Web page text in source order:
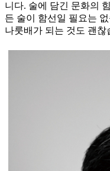
니다. 술에 담긴 문화의
든 술이 함선일 필요는
나룻배가 되는 것도 괜찮